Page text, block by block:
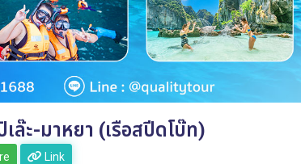
ล๊ะ-มาหยา (เรือสปีดโบ๊ท)
Link